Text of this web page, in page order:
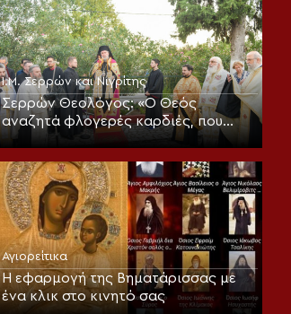
Ι.Μ. Σερρών και Νιγρίτης
Σερρών Θεολόγος: «Ο Θεός
αναζητά φλογερές καρδιές, που
πυρπολούνται, από πίστη και
Αγιορείτικα
Η εφαρμογή της Βηματάρισσας με
ένα κλικ στο κινητό σας